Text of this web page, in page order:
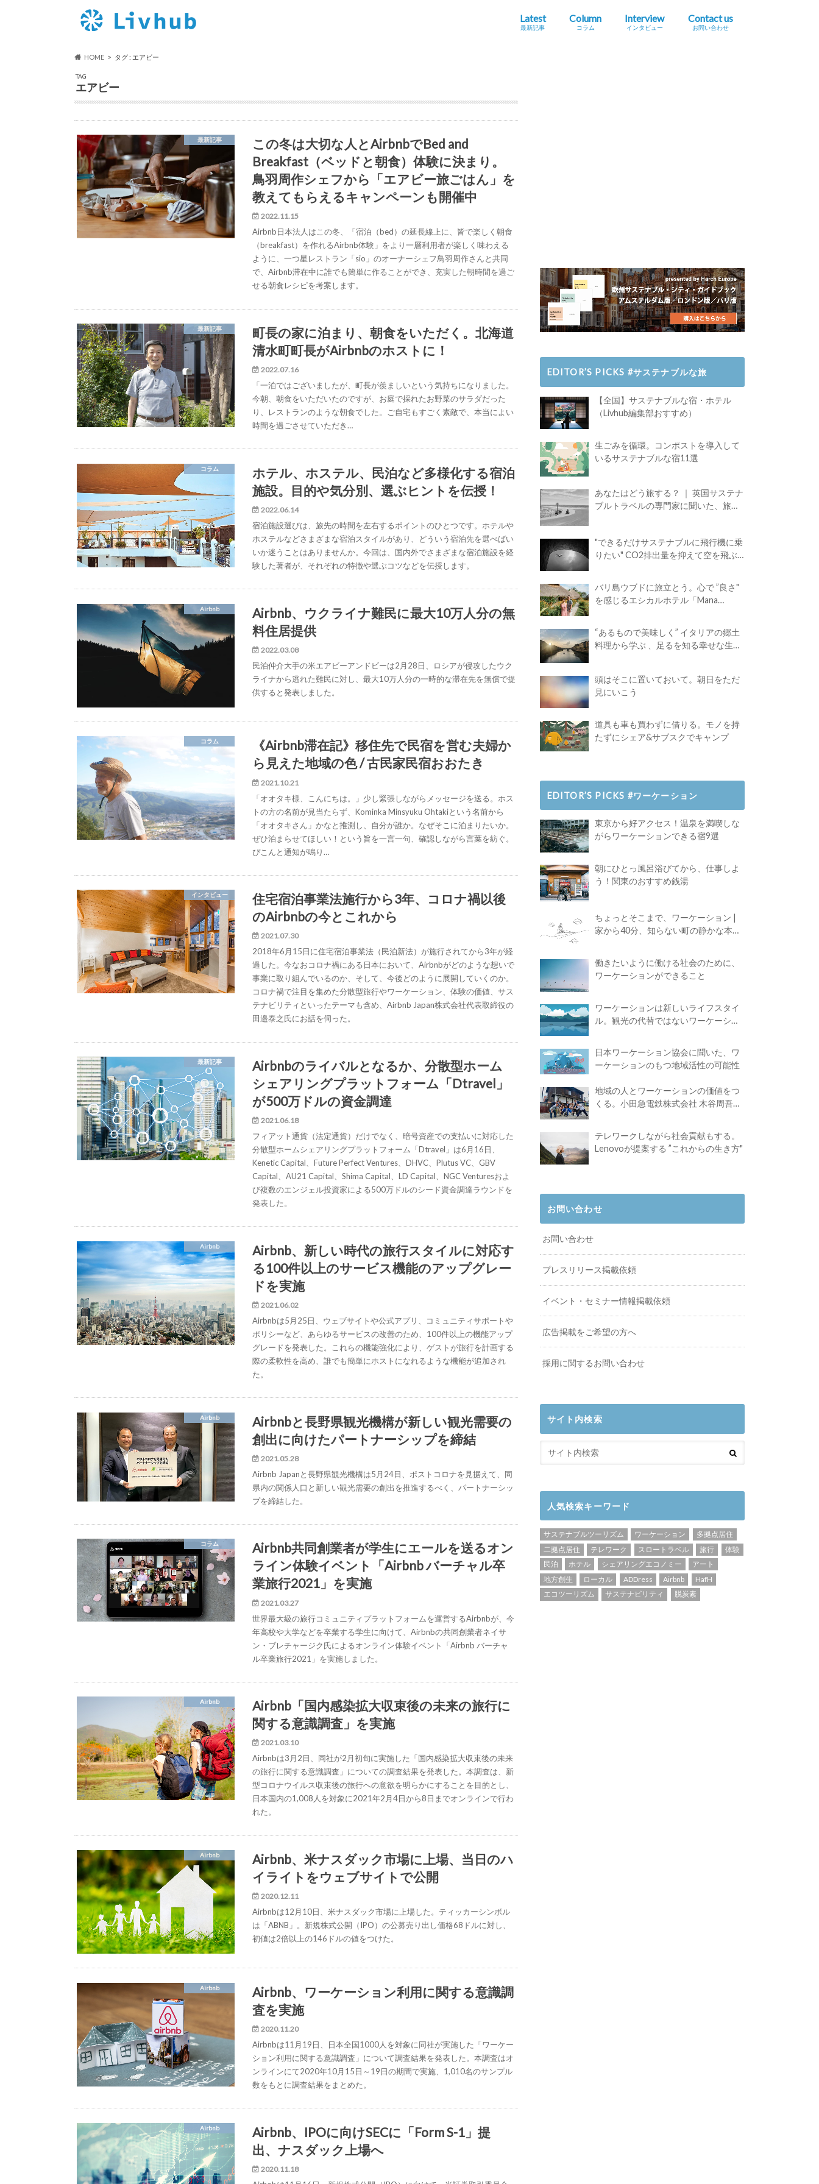
Latest
最新記事
Column
コラム
Interview
インタビュー
Contact us
お問い合わせ
HOME タグ : エアビー
TAG
エアビー
最新記事
この冬は大切な人とAirbnbでBed and
Breakfast（ベッドと朝食）体験に決まり。
鳥羽周作シェフから「エアビー旅ごはん」を
教えてもらえるキャンペーンも開催中
2022.11.15
Airbnb日本法人はこの冬、「宿泊（bed）の延長線上に、皆で楽しく朝食
（breakfast）を作れるAirbnb体験」をより一層利用者が楽しく味わえる
ように、一つ星レストラン「sio」のオーナーシェフ鳥羽周作さんと共同
で、Airbnb滞在中に誰でも簡単に作ることができ、充実した朝時間を過ご
せる朝食レシピを考案します。
最新記事
町長の家に泊まり、朝食をいただく。北海道
清水町町長がAirbnbのホストに！
2022.07.16
「一泊ではございましたが、町長が羨ましいという気持ちになりました。
今朝、朝食をいただいたのですが、お庭で採れたお野菜のサラダだった
り、レストランのような朝食でした。ご自宅もすごく素敵で、本当によい
時間を過ごさせていただき…
コラム
ホテル、ホステル、民泊など多様化する宿泊
施設。目的や気分別、選ぶヒントを伝授！
2022.06.14
宿泊施設選びは、旅先の時間を左右するポイントのひとつです。ホテルや
ホステルなどさまざまな宿泊スタイルがあり、どういう宿泊先を選べばい
いか迷うことはありませんか。今回は、国内外でさまざまな宿泊施設を経
験した著者が、それぞれの特徴や選ぶコツなどを伝授します。
Airbnb
Airbnb、ウクライナ難民に最大10万人分の無
料住居提供
2022.03.08
民泊仲介大手の米エアビーアンドビーは2月28日、ロシアが侵攻したウク
ライナから逃れた難民に対し、最大10万人分の一時的な滞在先を無償で提
供すると発表しました。
コラム
《Airbnb滞在記》移住先で民宿を営む夫婦か
ら見えた地域の色 / 古民家民宿おおたき
2021.10.21
「オオタキ様、こんにちは。」少し緊張しながらメッセージを送る。ホス
トの方の名前が見当たらず、Kominka Minsyuku Ohtakiという名前から
「オオタキさん」かなと推測し、自分が誰か。なぜそこに泊まりたいか。
ぜひ泊まらせてほしい！という旨を一言一句、確認しながら言葉を紡ぐ。
ぴこんと通知が鳴り…
インタビュー
住宅宿泊事業法施行から3年、コロナ禍以後
のAirbnbの今とこれから
2021.07.30
2018年6月15日に住宅宿泊事業法（民泊新法）が施行されてから3年が経
過した。今なおコロナ禍にある日本において、Airbnbがどのような想いで
事業に取り組んでいるのか、そして、今後どのように展開していくのか。
コロナ禍で注目を集めた分散型旅行やワーケーション、体験の価値、サス
テナビリティといったテーマも含め、Airbnb Japan株式会社代表取締役の
田邉泰之氏にお話を伺った。
最新記事
Airbnbのライバルとなるか、分散型ホーム
シェアリングプラットフォーム「Dtravel」
が500万ドルの資金調達
2021.06.18
フィアット通貨（法定通貨）だけでなく、暗号資産での支払いに対応した
分散型ホームシェアリングプラットフォーム「Dtravel」は6月16日、
Kenetic Capital、Future Perfect Ventures、DHVC、Plutus VC、GBV
Capital、AU21 Capital、Shima Capital、LD Capital、NGC Venturesおよ
び複数のエンジェル投資家による500万ドルのシード資金調達ラウンドを
発表した。
Airbnb
Airbnb、新しい時代の旅行スタイルに対応す
る100件以上のサービス機能のアップグレー
ドを実施
2021.06.02
Airbnbは5月25日、ウェブサイトや公式アプリ、コミュニティサポートや
ポリシーなど、あらゆるサービスの改善のため、100件以上の機能アップ
グレードを発表した。これらの機能強化により、ゲストが旅行を計画する
際の柔軟性を高め、誰でも簡単にホストになれるような機能が追加され
た。
Airbnb
Airbnbと長野県観光機構が新しい観光需要の
創出に向けたパートナーシップを締結
2021.05.28
Airbnb Japanと長野県観光機構は5月24日、ポストコロナを見据えて、同
県内の関係人口と新しい観光需要の創出を推進するべく、パートナーシッ
プを締結した。
コラム
Airbnb共同創業者が学生にエールを送るオン
ライン体験イベント「Airbnb バーチャル卒
業旅行2021」を実施
2021.03.27
世界最大級の旅行コミュニティプラットフォームを運営するAirbnbが、今
年高校や大学などを卒業する学生に向けて、Airbnbの共同創業者ネイサ
ン・ブレチャージク氏によるオンライン体験イベント「Airbnb バーチャ
ル卒業旅行2021」を実施しました。
Airbnb
Airbnb「国内感染拡大収束後の未来の旅行に
関する意識調査」を実施
2021.03.10
Airbnbは3月2日、同社が2月初旬に実施した「国内感染拡大収束後の未来
の旅行に関する意識調査」についての調査結果を発表した。本調査は、新
型コロナウイルス収束後の旅行への意欲を明らかにすることを目的とし、
日本国内の1,008人を対象に2021年2月4日から8日までオンラインで行わ
れた。
Airbnb
Airbnb、米ナスダック市場に上場、当日のハ
イライトをウェブサイトで公開
2020.12.11
Airbnbは12月10日、米ナスダック市場に上場した。ティッカーシンボル
は「ABNB」。新規株式公開（IPO）の公募売り出し価格68ドルに対し、
初値は2倍以上の146ドルの値をつけた。
Airbnb
Airbnb、ワーケーション利用に関する意識調
査を実施
2020.11.20
Airbnbは11月19日、日本全国1000人を対象に同社が実施した「ワーケー
ション利用に関する意識調査」について調査結果を発表した。本調査はオ
ンラインにて2020年10月15日～19日の期間で実施、1,010名のサンプル
数をもとに調査結果をまとめた。
Airbnb
Airbnb、IPOに向けSECに「Form S-1」提
出、ナスダック上場へ
2020.11.18
EDITOR’S PICKS #サステナブルな旅
【全国】サステナブルな宿・ホテル
（Livhub編集部おすすめ）
生ごみを循環。コンポストを導入して
いるサステナブルな宿11選
あなたはどう旅する？ ｜ 英国サステナ
ブルトラベルの専門家に聞いた、旅の
"できるだけサステナブルに飛行機に乗
りたい" CO2排出量を抑えて空を飛ぶ
バリ島ウブドに旅立とう。心で ”良さ"
を感じるエシカルホテル「Mana
“あるもので美味しく” イタリアの郷土
料理から学ぶ 、足るを知る幸せな生き
頭はそこに置いておいて。朝日をただ
見にいこう
道具も車も買わずに借りる。モノを持
たずにシェア&サブスクでキャンプ
EDITOR’S PICKS #ワーケーション
東京から好アクセス！温泉を満喫しな
がらワーケーションできる宿9選
朝にひとっ風呂浴びてから、仕事しよ
う！関東のおすすめ銭湯
ちょっとそこまで、ワーケーション |
家から40分、知らない町の静かな本屋
働きたいように働ける社会のために、
ワーケーションができること
ワーケーションは新しいライフスタイ
ル。観光の代替ではないワーケーショ
日本ワーケーション協会に聞いた、ワ
ーケーションのもつ地域活性の可能性
地域の人とワーケーションの価値をつ
くる。小田急電鉄株式会社 木谷周吾さ
テレワークしながら社会貢献もする。
Lenovoが提案する ”これからの生き方"
お問い合わせ
お問い合わせ
プレスリリース掲載依頼
イベント・セミナー情報掲載依頼
広告掲載をご希望の方へ
採用に関するお問い合わせ
サイト内検索
人気検索キーワード
サステナブルツーリズム ワーケーション
多拠点居住
二拠点居住
テレワーク スロートラベル 旅行
体験
民泊
ホテル シェアリングエコノミー
アート
地方創生
ローカル ADDress Airbnb
HafH
エコツーリズム
サステナビリティ 脱炭素